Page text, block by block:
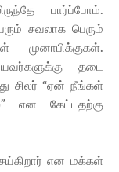
பார்ப்போம்.
சவலாக பெரும்
முனாபிக்குகள்.
தடை
சிலர் “ஏன் நீங்கள்
என கேட்டதற்கு
என மக்கள்